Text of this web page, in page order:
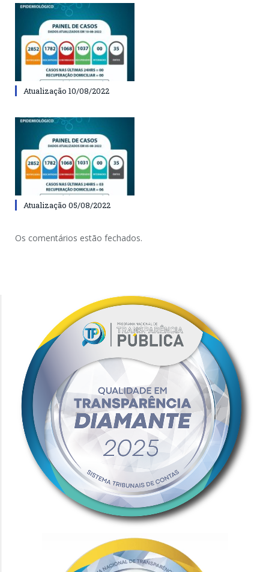
Atualização 10/08/2022
Atualização 05/08/2022
Os comentários estão fechados.